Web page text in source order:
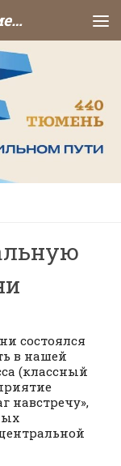
МАОУВ(С)ОШ №2 города Тюмени
состоялся
в нашей
(классный
навстречу»,